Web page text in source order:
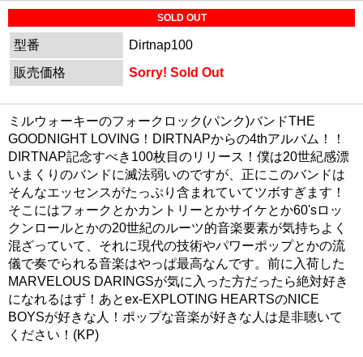
SOLD OUT
型番
Dirtnap100
販売価格
Sorry! Sold Out
ミルウォーキーのフォークロック(パンク)バンドTHE
GOODNIGHT LOVING！DIRTNAPからの4thアルバム！！
DIRTNAP記念すべき100枚目のリリース！僕は20世紀感漂
いまくりのバンドに滅法弱いのですが、正にこのバンドは
そんなエッセンスがたっぷり含まれていてツボすぎます！
そこにはフォークとかカントリーとかサイケとか60'sロッ
クンロールとかの20世紀のルーツ的音楽要素が気持ちよく
混ざっていて、それに現代の技術やパワーポップとかの流
儀で奏でられる音楽はやっぱ最高なんです。前に入荷した
MARVELOUS DARINGSが気に入った方だったら絶対好き
になれるはず！あとex-EXPLOTING HEARTSのNICE
BOYSが好きな人！ポップな音楽が好きな人は是非聴いて
ください！(KP)